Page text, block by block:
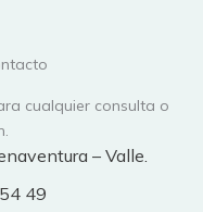
cualquier consulta o
– Valle.
49